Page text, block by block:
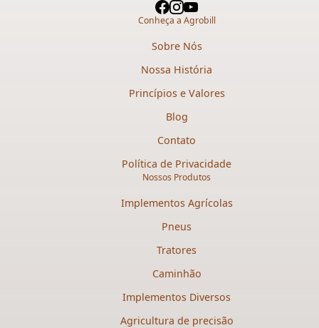
Conheça a Agrobill
Sobre Nós
Nossa História
Princípios e Valores
Blog
Contato
Política de Privacidade
Nossos Produtos
Implementos Agrícolas
Pneus
Tratores
Caminhão
Implementos Diversos
Agricultura de precisão